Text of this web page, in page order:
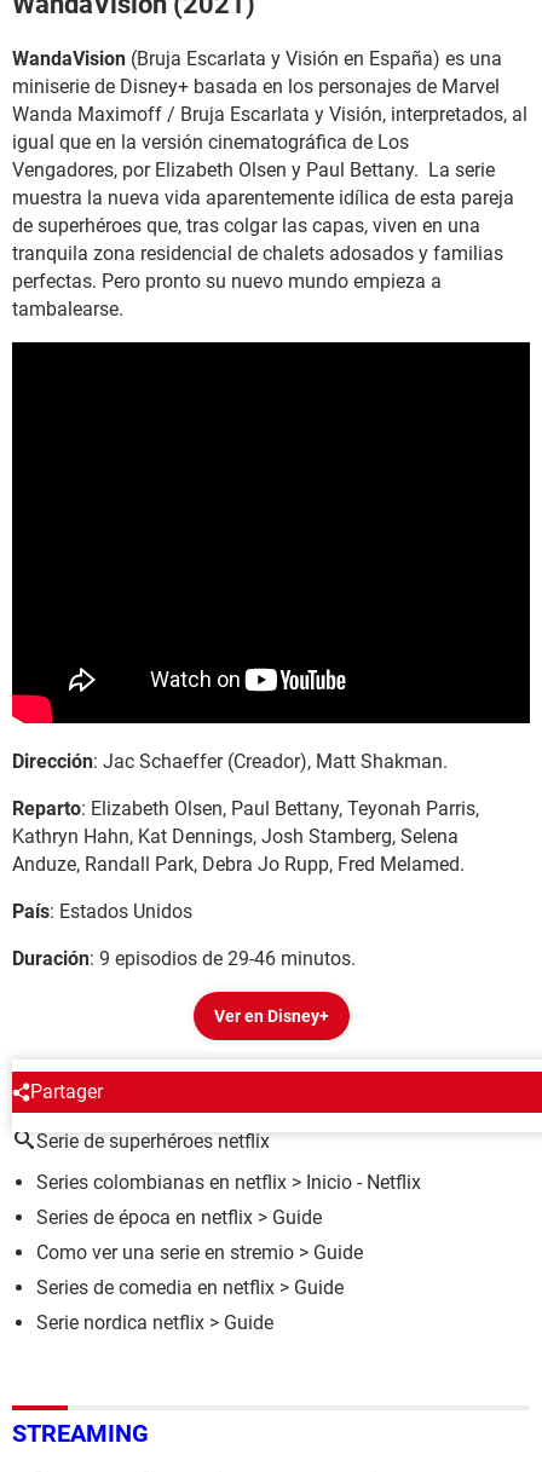
WandaVision (Bruja Escarlata y Visión en España) es una
miniserie de Disney+ basada en los personajes de Marvel
Wanda Maximoff / Bruja Escarlata y Visión, interpretados, al
igual que en la versión cinematográfica de Los
Vengadores, por Elizabeth Olsen y Paul Bettany. La serie
muestra la nueva vida aparentemente idílica de esta pareja
de superhéroes que, tras colgar las capas, viven en una
tranquila zona residencial de chalets adosados y familias
perfectas. Pero pronto su nuevo mundo empieza a
tambalearse.
Dirección: Jac Schaeffer (Creador), Matt Shakman.
Reparto: Elizabeth Olsen, Paul Bettany, Teyonah Parris,
Kathryn Hahn, Kat Dennings, Josh Stamberg, Selena
Anduze, Randall Park, Debra Jo Rupp, Fred Melamed.
País: Estados Unidos
Duración: 9 episodios de 29-46 minutos.
Ver en Disney+
Partager
ALREDEDOR DEL MISMO TEMA
Serie de superhéroes netflix
Series colombianas en netflix > Inicio - Netflix
Series de época en netflix > Guide
Como ver una serie en stremio > Guide
Series de comedia en netflix > Guide
Serie nordica netflix > Guide
STREAMING